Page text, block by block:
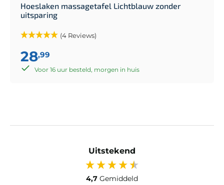
Hoeslaken massagetafel Lichtblauw zonder
uitsparing
(4 Reviews)
28,99
Voor 16 uur besteld, morgen in huis
Uitstekend
4,7 Gemiddeld